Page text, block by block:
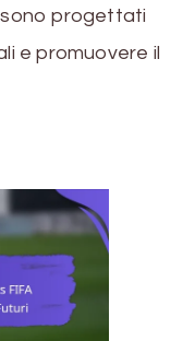
sono progettati
e promuovere il